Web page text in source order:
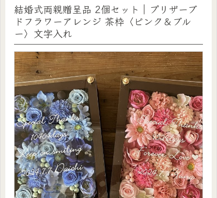
結婚式両親贈呈品 2個セット｜プリザーブ
ドフラワーアレンジ 茶枠〈ピンク＆ブル
ー〉文字入れ